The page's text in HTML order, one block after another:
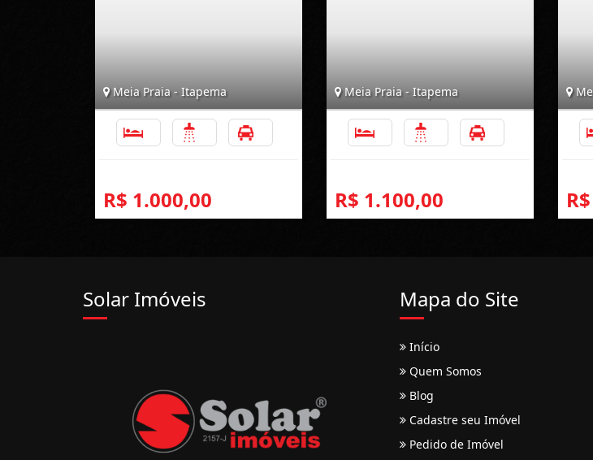
Meia Praia - Itapema
R$ 1.000,00
Meia Praia - Itapema
R$ 1.100,00
Solar Imóveis Mapa do Site
Início
Quem Somos
Blog
Cadastre seu Imóvel
Pedido de Imóvel